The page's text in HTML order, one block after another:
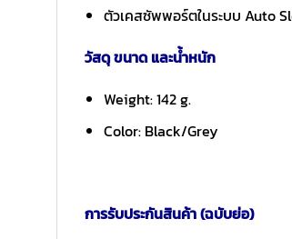
ตัวเคสซัพพอร์ตในระบบ Auto
วัสดุ ขนาด และน้ำหนัก
Weight: 142 g.
Color: Black/Grey
การรับประกันสินค้า (ฉบับย่อ)